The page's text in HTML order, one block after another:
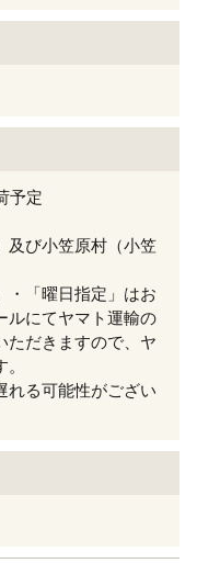
予定
及び小笠原村（小笠
「曜日指定」はお
ルにてヤマト運輸の
ただきますので、ヤ
る可能性がござい